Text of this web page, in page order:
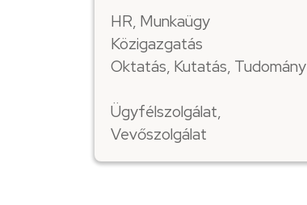
HR, Munkaügy
Közigazgatás
Oktatás, Kutatás, Tudomány
Ügyfélszolgálat,
Vevőszolgálat